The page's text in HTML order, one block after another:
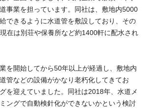
事業を担っています。同社は、敷地内5000
できるように水道管を敷設しており、その
在は別荘や保養所など約1400軒に配水され
を開始してから50年以上が経過し、敷地内
管などの設備がかなり老朽化してきてお
を迎えていました。同社は2018年、水道メ
ングで自動検針化ができないかという検討